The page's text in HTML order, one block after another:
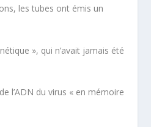
les tubes ont émis un
», qui n’avait jamais été
l’ADN du virus « en mémoire